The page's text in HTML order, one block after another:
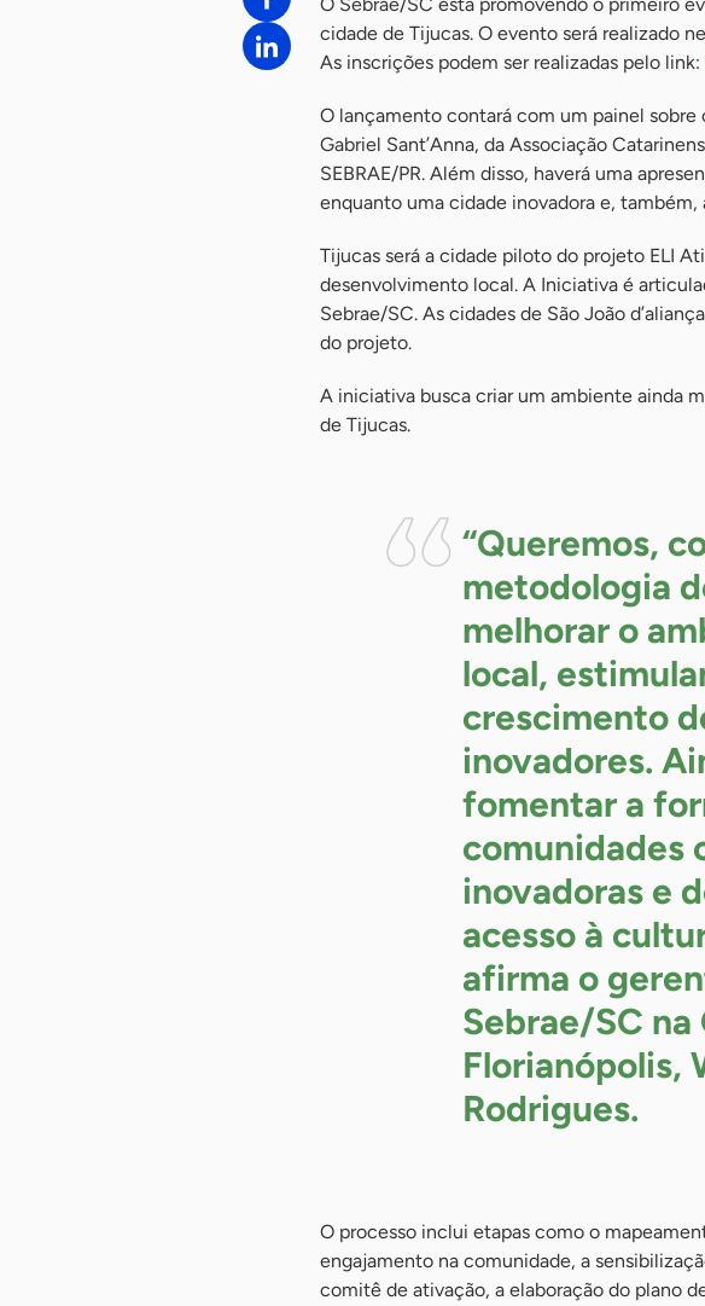
cidade de Tijucas. O evento será realizado
As inscrições podem ser realizadas pelo link:
O lançamento contará com um painel
Gabriel Sant’Anna, da Associação
SEBRAE/PR. Além disso, haverá uma
enquanto uma cidade inovadora e, também,
Tijucas será a cidade piloto do projeto ELI
desenvolvimento local. A Iniciativa é
Sebrae/SC. As cidades de São João
do projeto.
A iniciativa busca criar um ambiente ainda
de Tijucas.
“Queremos,
metodologia
melhorar o
local,
crescimento
inovadores.
fomentar a
comunidades
inovadoras e
acesso à
afirma o
Sebrae/SC na
Florianópolis,
Rodrigues.
O processo inclui etapas como o
engajamento na comunidade, a
comitê de ativação, a elaboração do plano